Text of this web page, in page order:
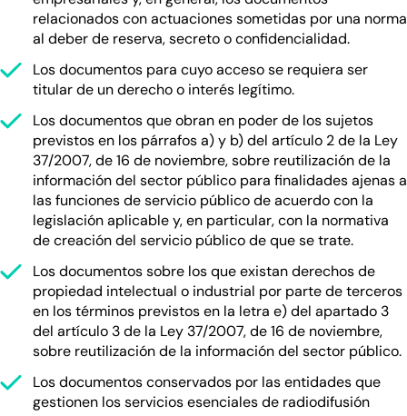
relacionados con actuaciones sometidas por una norma
al deber de reserva, secreto o confidencialidad.
Los documentos para cuyo acceso se requiera ser
titular de un derecho o interés legítimo.
Los documentos que obran en poder de los sujetos
previstos en los párrafos a) y b) del artículo 2 de la Ley
37/2007, de 16 de noviembre, sobre reutilización de la
información del sector público para finalidades ajenas a
las funciones de servicio público de acuerdo con la
legislación aplicable y, en particular, con la normativa
de creación del servicio público de que se trate.
Los documentos sobre los que existan derechos de
propiedad intelectual o industrial por parte de terceros
en los términos previstos en la letra e) del apartado 3
del artículo 3 de la Ley 37/2007, de 16 de noviembre,
sobre reutilización de la información del sector público.
Los documentos conservados por las entidades que
gestionen los servicios esenciales de radiodifusión